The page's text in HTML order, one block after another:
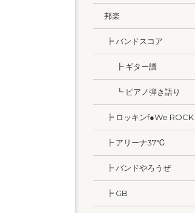
邦楽
┣ バンドスコア
┣ ギター譜
┗ ピアノ弾き語り
┣ ロッキンf●We ROCK
┣ アリーナ37℃
┣ バンドやろうぜ
┣ GB